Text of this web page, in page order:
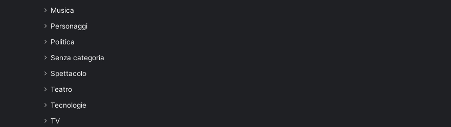
Musica
Personaggi
Politica
Senza categoria
Spettacolo
Teatro
Tecnologie
TV